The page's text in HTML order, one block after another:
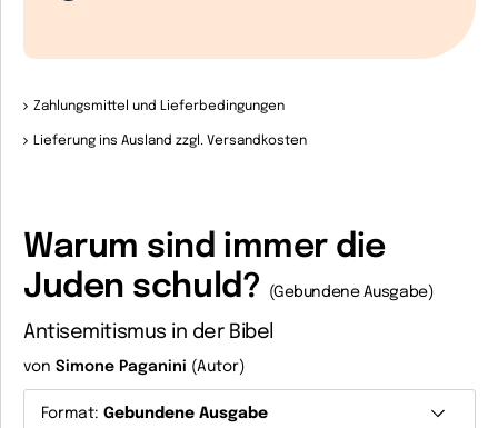
Zahlungsmittel und Lieferbedingungen
Lieferung ins Ausland zzgl. Versandkosten
Warum sind immer die
Juden schuld?
(Gebundene Ausgabe)
Antisemitismus in der Bibel
von Simone Paganini (Autor)
Format: Gebundene Ausgabe